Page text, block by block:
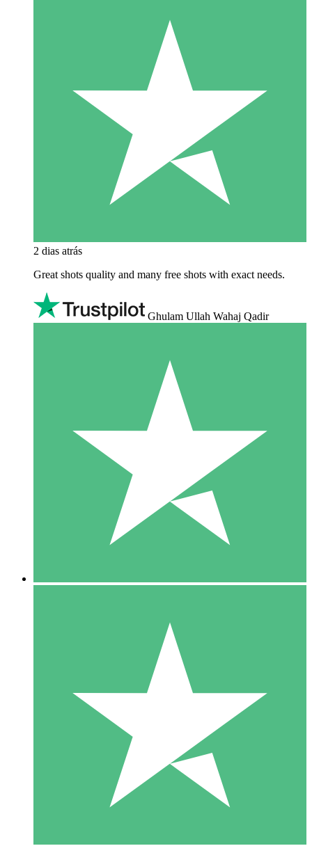
2 dias atrás
Great shots quality and many free shots with exact needs.
Ghulam Ullah Wahaj Qadir